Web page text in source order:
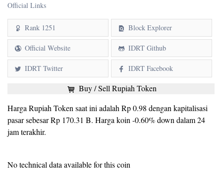
Official Links
Rank 1251 Block Explorer
Official Website IDRT Github
IDRT Twitter IDRT Facebook
Buy / Sell Rupiah Token
Harga Rupiah Token saat ini adalah Rp 0.98 dengan kapitalisasi
pasar sebesar Rp 170.31 B. Harga koin -0.60% down dalam 24
jam terakhir.
No technical data available for this coin